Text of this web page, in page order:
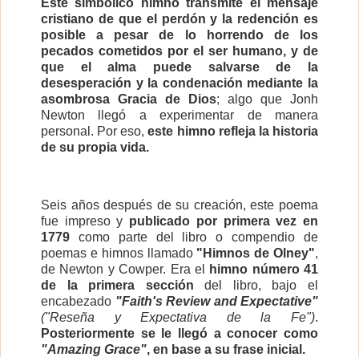
Este simbólico himno transmite el mensaje
cristiano de que el perdón y la redención es
posible a pesar de lo horrendo de los
pecados cometidos por el ser humano, y de
que el alma puede salvarse de la
desesperación y la condenación mediante la
asombrosa Gracia de Dios; algo que Jonh
Newton llegó a experimentar de manera
personal. Por eso,este himno refleja la historia
de su propia vida.
Seis años después de su creación, este poema
fue impreso y publicado por primera vez en
1779 como parte del libro o compendio de
poemas e himnos llamado "Himnos de Olney",
de Newton y Cowper. Era el
himno número 41
de la primera sección del libro, bajo el
encabezado "Faith's Review and Expectative"
("Reseña y Expectativa de la Fe").
Posteriormente se le llegó a conocer como
"Amazing Grace", en base a su frase inicial.